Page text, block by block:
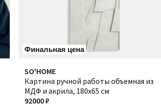
Финальная цена
SO'HOME
Картина ручной работы объемная из
МДФ и акрила, 180х65 см
92000 ₽